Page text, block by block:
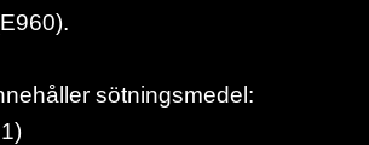
sötningsmedel: